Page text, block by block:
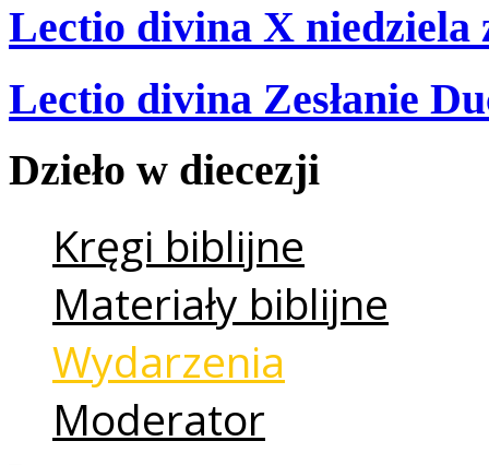
Lectio divina X niedziela
Lectio divina Zesłanie
Dzieło w diecezji
Kręgi biblijne
Materiały biblijne
Wydarzenia
Moderator